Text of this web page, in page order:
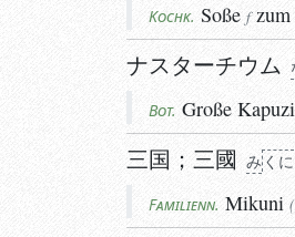
Kochk. Soße fzum
ナスターチウム
Bot. Große
三国 ； 三國 み くに
Familienn. Mikuni